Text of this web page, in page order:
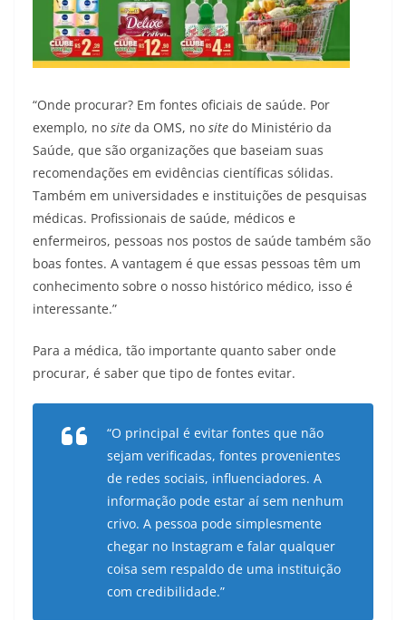
“Onde procurar? Em fontes oficiais de saúde. Por
exemplo, no site da OMS, no site do Ministério da
Saúde, que são organizações que baseiam suas
recomendações em evidências científicas sólidas.
Também em universidades e instituições de pesquisas
médicas. Profissionais de saúde, médicos e
enfermeiros, pessoas nos postos de saúde também são
boas fontes. A vantagem é que essas pessoas têm um
conhecimento sobre o nosso histórico médico, isso é
interessante.”
Para a médica, tão importante quanto saber onde
procurar, é saber que tipo de fontes evitar.
“O principal é evitar fontes que não
sejam verificadas, fontes provenientes
de redes sociais, influenciadores. A
informação pode estar aí sem nenhum
crivo. A pessoa pode simplesmente
chegar no Instagram e falar qualquer
coisa sem respaldo de uma instituição
com credibilidade.”